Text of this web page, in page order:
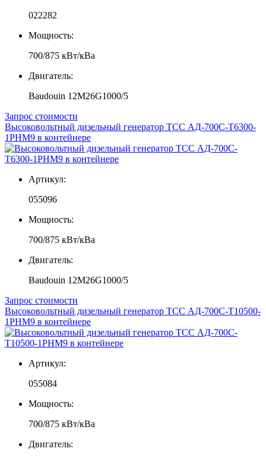
022282
Мощность:
700/875 кВт/кВа
Двигатель:
Baudouin 12M26G1000/5
Запрос стоимости
Высоковольтный дизельный генератор ТСС АД-700С-Т6300-
1РНМ9 в контейнере
Артикул:
055096
Мощность:
700/875 кВт/кВа
Двигатель:
Baudouin 12M26G1000/5
Запрос стоимости
Высоковольтный дизельный генератор ТСС АД-700С-Т10500-
1РНМ9 в контейнере
Артикул:
055084
Мощность:
700/875 кВт/кВа
Двигатель: